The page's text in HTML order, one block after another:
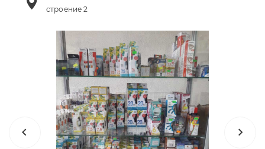
строение 2